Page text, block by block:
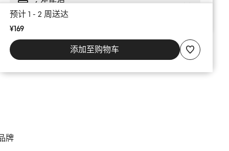
6 年质保
预计 1 - 2 周送达
¥169
添加至购物车
牌